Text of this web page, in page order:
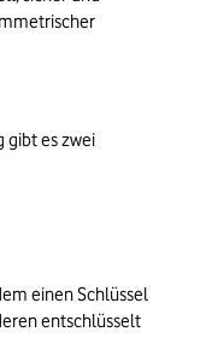
gibt es zwei
einen Schlüssel
entschlüsselt